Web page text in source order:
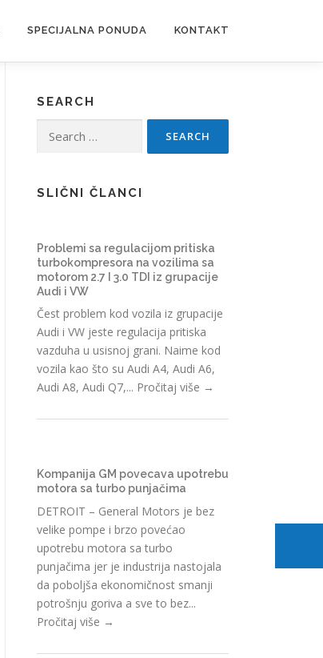
SPECIJALNA PONUDA KONTAKT
SEARCH
for:
SLIČNI ČLANCI
Problemi sa regulacijom pritiska
turbokompresora na vozilima sa
motorom 2.7 I 3.0 TDI iz grupacije
Audi i VW
Čest problem kod vozila iz grupacije
Audi i VW jeste regulacija pritiska
vazduha u usisnoj grani. Naime kod
vozila kao što su Audi A4, Audi A6,
Audi A8, Audi Q7,... Pročitaj više →
Kompanija GM povecava upotrebu
motora sa turbo punjačima
DETROIT – General Motors je bez
velike pompe i brzo povećao
upotrebu motora sa turbo
punjačima jer je industrija nastojala
da poboljša ekonomičnost smanji
potrošnju goriva a sve to bez...
Pročitaj više →